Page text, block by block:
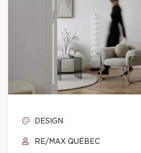
DESIGN
RE/MAX QUÉBEC